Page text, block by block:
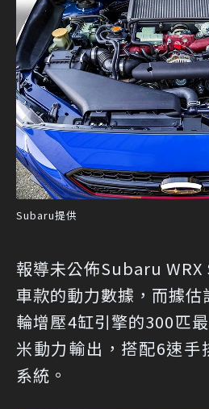
Subaru提供
報導未公佈Subaru
車款的動力數據，而據
輪增壓4缸引擎的300匹
米動力輸出，搭配6速手
系統。